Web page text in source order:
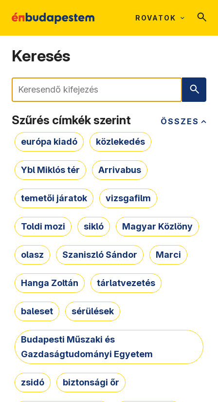
ROVATOK
Keresés
Keresés
ÖSSZES
Szűrés címkék szerint
európa kiadó közlekedés
Ybl Miklós tér Arrivabus
temetői járatok vizsgafilm
Toldi mozi sikló Magyar Közlöny
olasz Szaniszló Sándor Marci
Hanga Zoltán tárlatvezetés
baleset sérülések
Budapesti Műszaki és
Gazdaságtudományi Egyetem
zsidó biztonsági őr